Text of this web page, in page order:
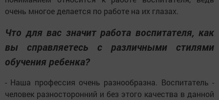
очень многое делается по работе на их глазах.
Что для вас значит работа воспитателя, как
вы справляетесь с различными стилями
обучения ребенка?
- Наша профессия очень разнообразна. Воспитатель -
человек разносторонний и без этого качества в данной